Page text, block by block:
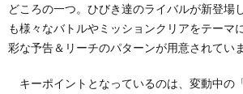
どころの一つ。ひびき達のライバルが新登場
も様々なバトルやミッションクリアをテーマ
彩な予告＆リーチのパターンが用意されていま
キーポイントとなっているのは、変動中の